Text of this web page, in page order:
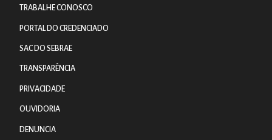
TRABALHE CONOSCO
PORTAL DO CREDENCIADO
SAC DO SEBRAE
TRANSPARÊNCIA
PRIVACIDADE
OUVIDORIA
DENUNCIA